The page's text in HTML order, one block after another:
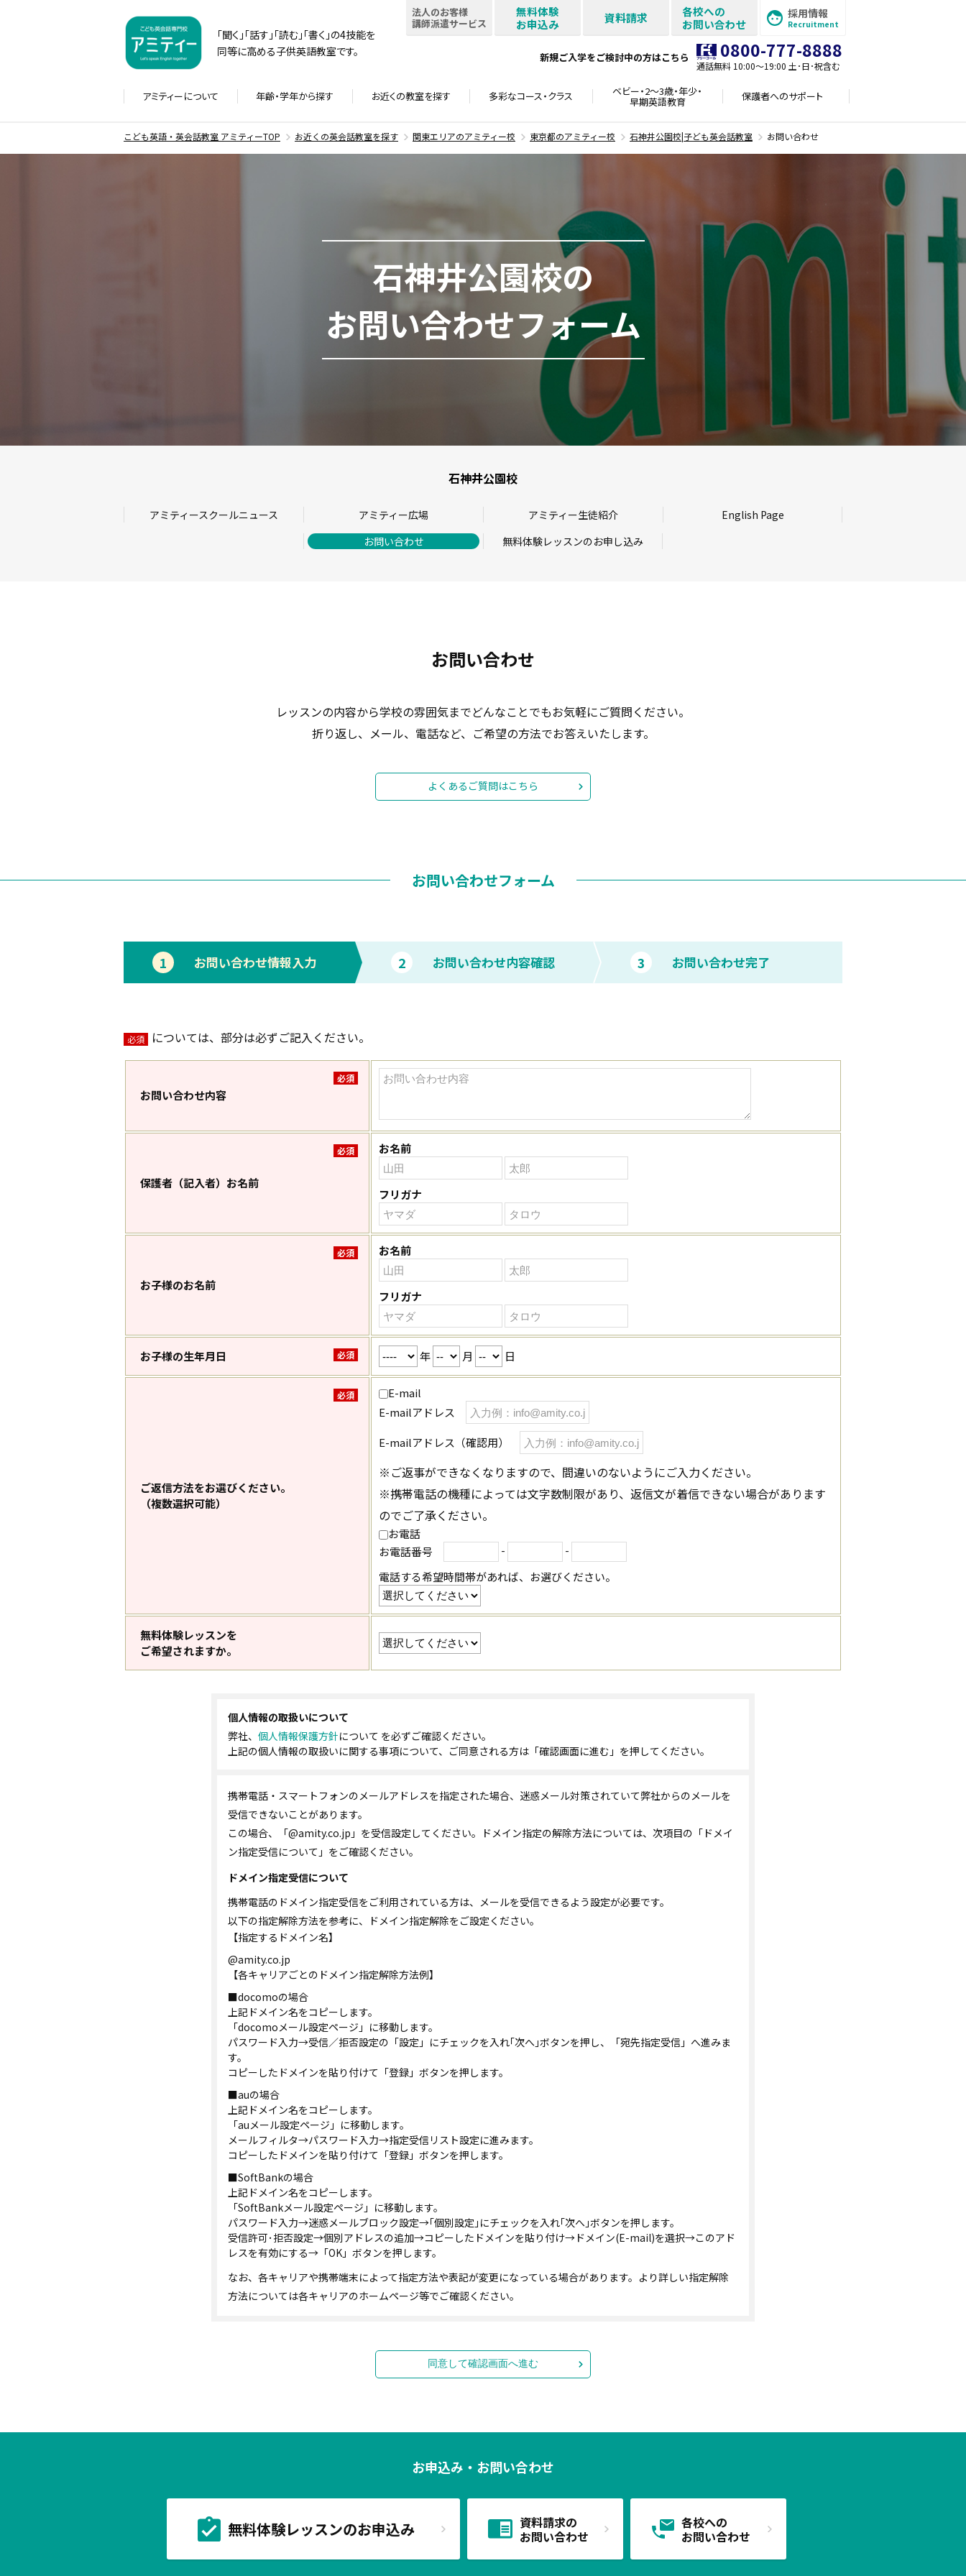
「聞く」「話す」「読む」「書く」の4技能を
同等に高める子供英語教室です。
法人のお客様
講師派遣サービス
無料体験
お申込み
資料請求
各校への
お問い合わせ
採用情報
Recruitment
新規ご入学をご検討中の方はこちら 0800-777-8888
通話無料 10:00〜19:00 土･日･祝含む
アミティーについて 年齢・学年から探す お近くの教室を探す 多彩なコース・クラス ベビー・2～3歳・年少・
早期英語教育 保護者へのサポート
こども英語・英会話教室 アミティーTOP お近くの英会話教室を探す 関東エリアのアミティー校 東京都のアミティー校 石神井公園校|子ども英会話教室 お問い合わせ
石神井公園校の
お問い合わせフォーム
石神井公園校
アミティースクールニュース アミティー広場 アミティー生徒紹介
English Page
お問い合わせ
無料体験レッスンのお申し込み
お問い合わせ
レッスンの内容から学校の雰囲気までどんなことでもお気軽にご質問ください。
折り返し、メール、電話など、ご希望の方法でお答えいたします。
よくあるご質問はこちら
お問い合わせフォーム
1 お問い合わせ情報入力 2 お問い合わせ内容確認 3 お問い合わせ完了
必須 については、部分は必ずご記入ください。
お問い合わせ内容
必須
保護者（記入者）お名前
必須 お名前
フリガナ
お子様のお名前
必須 お名前
フリガナ
お子様の生年月日 必須 年 月 日
ご返信方法をお選びください。
（複数選択可能）
必須
E-mail
E-mailアドレス
E-mailアドレス（確認用）
※ご返事ができなくなりますので、間違いのないようにご入力ください。
※携帯電話の機種によっては文字数制限があり、返信文が着信できない場合があります
のでご了承ください。
お電話
お電話番号
-
-
電話する希望時間帯があれば、お選びください。
無料体験レッスンを
ご希望されますか。
個人情報の取扱いについて
弊社、 個人情報保護方針について を必ずご確認ください。
上記の個人情報の取扱いに関する事項について、ご同意される方は「確認画面に進む」を押してください。
携帯電話・スマートフォンのメールアドレスを指定された場合、迷惑メール対策されていて弊社からのメールを
受信できないことがあります。
この場合、「@amity.co.jp」を受信設定してください。ドメイン指定の解除方法については、次項目の「ドメイ
ン指定受信について」をご確認ください。
ドメイン指定受信について
携帯電話のドメイン指定受信をご利用されている方は、メールを受信できるよう設定が必要です。
以下の指定解除方法を参考に、ドメイン指定解除をご設定ください｡
【指定するドメイン名】
@amity.co.jp
【各キャリアごとのドメイン指定解除方法例】
■docomoの場合
上記ドメイン名をコピーします。
「docomoメール設定ページ」に移動します。
パスワード入力→受信／拒否設定の「設定」にチェックを入れ｢次へ｣ボタンを押し、「宛先指定受信」へ進みま
す。
コピーしたドメインを貼り付けて「登録」ボタンを押します。
■auの場合
上記ドメイン名をコピーします。
「auメール設定ページ」に移動します。
メールフィルタ→パスワード入力→指定受信リスト設定に進みます。
コピーしたドメインを貼り付けて「登録」ボタンを押します。
■SoftBankの場合
上記ドメイン名をコピーします。
「SoftBankメール設定ページ」に移動します。
パスワード入力→迷惑メールブロック設定→｢個別設定｣にチェックを入れ｢次へ｣ボタンを押します。
受信許可･拒否設定→個別アドレスの追加→コピーしたドメインを貼り付け→ドメイン(E-mail)を選択→このアド
レスを有効にする→「OK」ボタンを押します。
なお、各キャリアや携帯端末によって指定方法や表記が変更になっている場合があります。より詳しい指定解除
方法については各キャリアのホームページ等でご確認ください。
同意して確認画面へ進む
お申込み・お問い合わせ
無料体験レッスンのお申込み
資料請求の
お問い合わせ
各校への
お問い合わせ